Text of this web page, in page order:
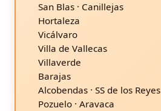
San Blas · Canillejas
Hortaleza
Vicálvaro
Villa de Vallecas
Villaverde
Barajas
Alcobendas · SS de los Reyes
Pozuelo · Aravaca